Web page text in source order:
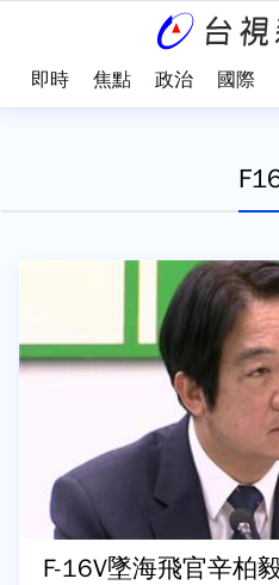
即時 焦點 政治 國際
F-16V墜海飛官辛柏